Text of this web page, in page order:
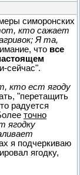
симоронских
кто сажает
Я та,
что все
сейчас".
кто ест ягоду
"перетащить
радуется
точно
ягодку
я подчеркиваю
ягодку,